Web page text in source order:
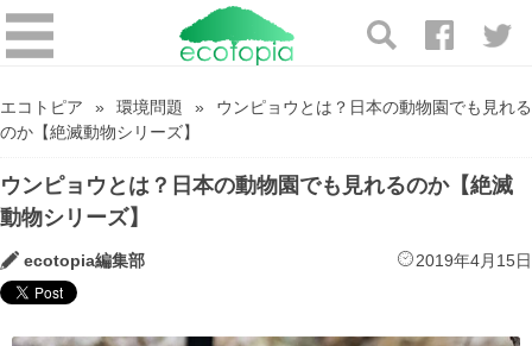
エコトピア 環境問題
ウンピョウとは？日本の動物園でも見れる
のか【絶滅動物シリーズ】
ウンピョウとは？日本の動物園でも見れるのか【絶滅
動物シリーズ】
ecotopia編集部 2019年4月15日